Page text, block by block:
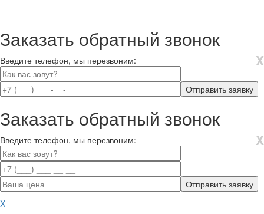
Заказать обратный звонок
X
Введите телефон, мы перезвоним:
Заказать обратный звонок
X
Введите телефон, мы перезвоним:
X